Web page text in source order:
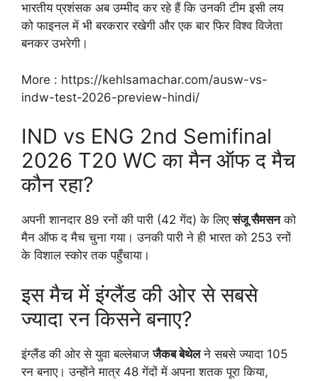
भारतीय प्रशंसक अब उम्मीद कर रहे हैं कि उनकी टीम इसी लय
को फाइनल में भी बरकरार रखेगी और एक बार फिर विश्व विजेता
बनकर उभरेगी।
More : https://kehlsamachar.com/ausw-vs-
indw-test-2026-preview-hindi/
IND vs ENG 2nd Semifinal
2026 T20 WC का मैन ऑफ द मैच
कौन रहा?
अपनी शानदार 89 रनों की पारी (42 गेंद) के लिएसंजू सैमसनको
मैन ऑफ द मैच चुना गया। उनकी पारी ने ही भारत को 253 रनों
के विशाल स्कोर तक पहुँचाया।
इस मैच में इंग्लैंड की ओर से सबसे
ज्यादा रन किसने बनाए?
इंग्लैंड की ओर से युवा बल्लेबाजजैकब बेथेलने सबसे ज्यादा 105
रन बनाए। उन्होंने मात्र 48 गेंदों में अपना शतक पूरा किया,